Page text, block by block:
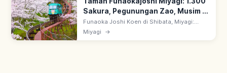
Sakura, Pegunungan Zao, Musim &
Spot Foto
Funaoka Joshi Koen di Shibata, Miyagi:
bekas kediaman keluarga Shibata dengan
1.300+ pohon sakura. Terpilih 100 Tempat
Miyagi →